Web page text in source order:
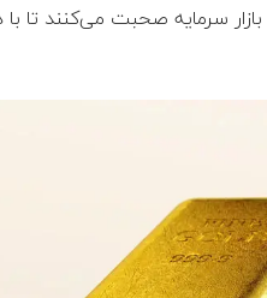
سرمایه صحبت می‌کنند تا با